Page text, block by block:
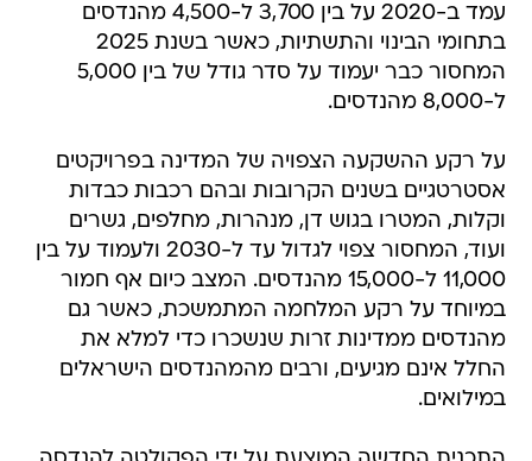
עמד ב-2020 על בין 3,700 ל-4,500 מהנדסים
בתחומי הבינוי והתשתיות, כאשר בשנת 2025
המחסור כבר יעמוד על סדר גודל של בין 5,000
ל-8,000 מהנדסים.
על רקע ההשקעה הצפויה של המדינה בפרויקטים
אסטרטגיים בשנים הקרובות ובהם רכבות כבדות
וקלות, המטרו בגוש דן, מנהרות, מחלפים, גשרים
ועוד, המחסור צפוי לגדול עד ל-2030 ולעמוד על בין
11,000 ל-15,000 מהנדסים. המצב כיום אף חמור
במיוחד על רקע המלחמה המתמשכת, כאשר גם
מהנדסים ממדינות זרות שנשכרו כדי למלא את
החלל אינם מגיעים, ורבים מהמהנדסים הישראלים
במילואים.